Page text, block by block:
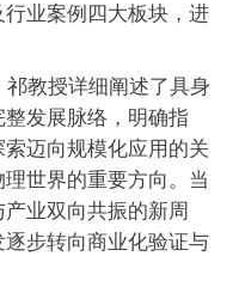
业案例四大板块，进
教授详细阐述了具身
发展脉络，明确指
迈向规模化应用的关
世界的重要方向。当
业双向共振的新周
步转向商业化验证与